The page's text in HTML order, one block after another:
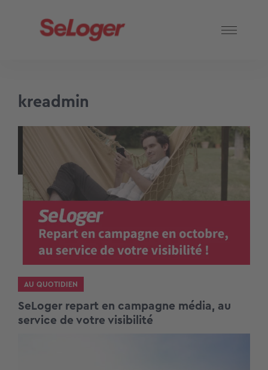
kreadmin
AU QUOTIDIEN
SeLoger repart en campagne média, au
service de votre visibilité